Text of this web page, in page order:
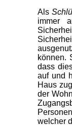
Als
immer
können.
dass
auf und
Haus
der
welcher